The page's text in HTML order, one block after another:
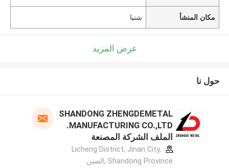
مكان المنشأ شنيا
عرض المزيد
حول نا
SHANDONG ZHENGDEMETAL
MANUFACTURING CO.,LTD.
الملف الشركة المصنعة
Licheng District, Jinan City,
Shandong Province ,الصين